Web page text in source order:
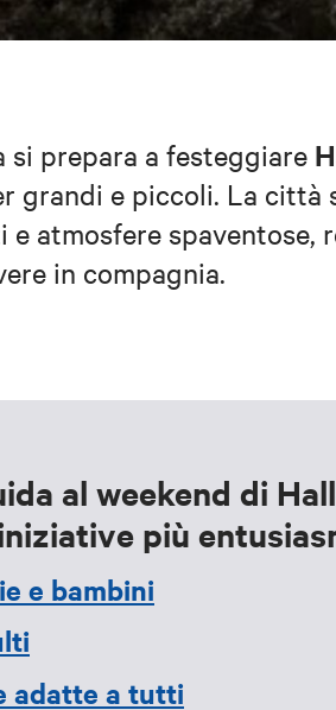
si prepara a festeggiare
grandi e piccoli. La città
atmosfere spaventose,
in compagnia.
al weekend di
più
e bambini
adatte a tutti